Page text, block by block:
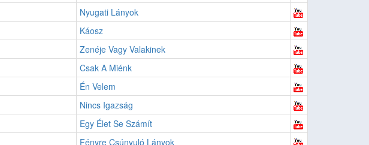
Nyugati Lányok
Káosz
Zenéje Vagy Valakinek
Csak A Miénk
Én Velem
Nincs Igazság
Egy Élet Se Számít
Fényre Csúnyuló Lányok